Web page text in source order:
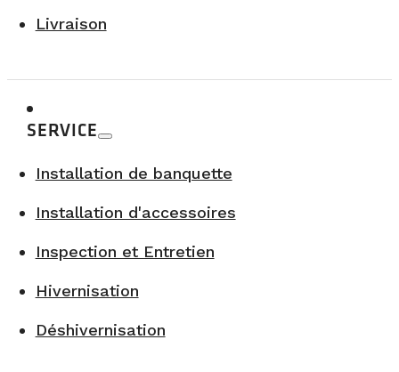
Livraison
SERVICE
Installation de banquette
Installation d'accessoires
Inspection et Entretien
Hivernisation
Déshivernisation